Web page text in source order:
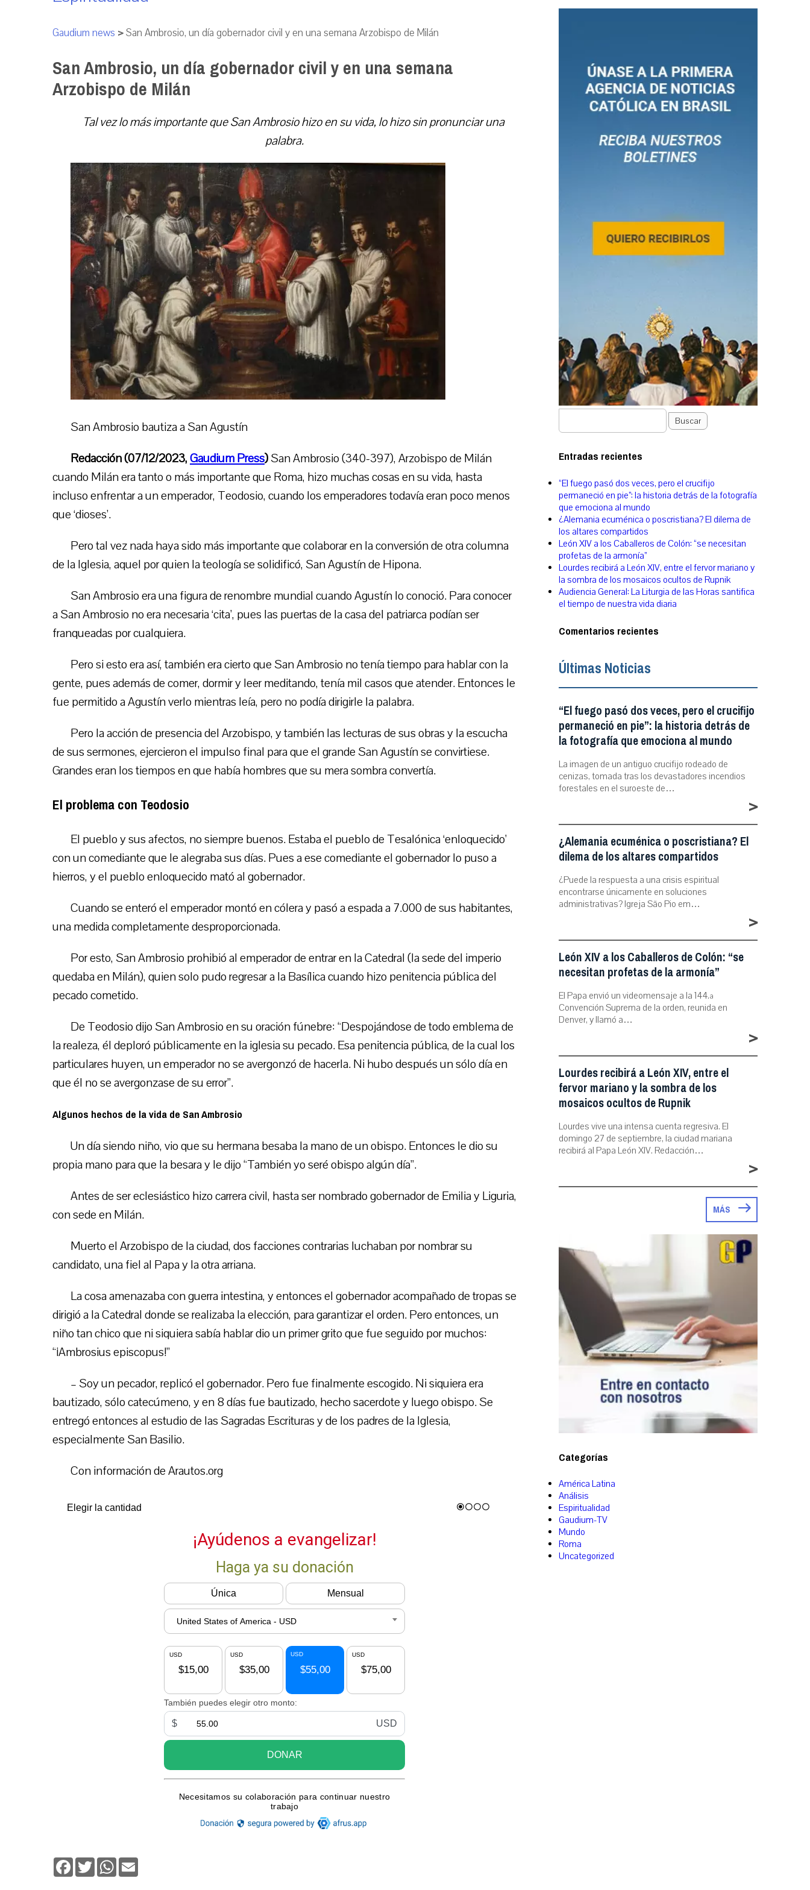
Gaudium news >San Ambrosio, un día gobernador civil y en una semana Arzobispo de Milán
San Ambrosio, un día gobernador civil y en una semana
Arzobispo de Milán
Tal vez lo más importante que San Ambrosio hizo en su vida, lo hizo sin pronunciar una
palabra.
San Ambrosio bautiza a San Agustín
Redacción (07/12/2023,Gaudium Press)San Ambrosio (340-397), Arzobispo de Milán
cuando Milán era tanto o más importante que Roma, hizo muchas cosas en su vida, hasta
incluso enfrentar a un emperador, Teodosio, cuando los emperadores todavía eran poco menos
que ‘dioses’.
Pero tal vez nada haya sido más importante que colaborar en la conversión de otra columna
de la Iglesia, aquel por quien la teología se solidificó, San Agustín de Hipona.
San Ambrosio era una figura de renombre mundial cuando Agustín lo conoció. Para conocer
a San Ambrosio no era necesaria ‘cita’, pues las puertas de la casa del patriarca podían ser
franqueadas por cualquiera.
Pero si esto era así, también era cierto que San Ambrosio no tenía tiempo para hablar con la
gente, pues además de comer, dormir y leer meditando, tenía mil casos que atender. Entonces le
fue permitido a Agustín verlo mientras leía, pero no podía dirigirle la palabra.
Pero la acción de presencia del Arzobispo, y también las lecturas de sus obras y la escucha
de sus sermones, ejercieron el impulso final para que el grande San Agustín se convirtiese.
Grandes eran los tiempos en que había hombres que su mera sombra convertía.
El problema con Teodosio
El pueblo y sus afectos, no siempre buenos. Estaba el pueblo de Tesalónica ‘enloquecido’
con un comediante que le alegraba sus días. Pues a ese comediante el gobernador lo puso a
hierros, y el pueblo enloquecido mató al gobernador.
Cuando se enteró el emperador montó en cólera y pasó a espada a 7.000 de sus habitantes,
una medida completamente desproporcionada.
Por esto, San Ambrosio prohibió al emperador de entrar en la Catedral (la sede del imperio
quedaba en Milán), quien solo pudo regresar a la Basílica cuando hizo penitencia pública del
pecado cometido.
De Teodosio dijo San Ambrosio en su oración fúnebre: “Despojándose de todo emblema de
la realeza, él deploró públicamente en la iglesia su pecado. Esa penitencia pública, de la cual los
particulares huyen, un emperador no se avergonzó de hacerla. Ni hubo después un sólo día en
que él no se avergonzase de su error”.
Algunos hechos de la vida de San Ambrosio
Un día siendo niño, vio que su hermana besaba la mano de un obispo. Entonces le dio su
propia mano para que la besara y le dijo “También yo seré obispo algún día”.
Antes de ser eclesiástico hizo carrera civil, hasta ser nombrado gobernador de Emilia y Liguria,
con sede en Milán.
Muerto el Arzobispo de la ciudad, dos facciones contrarias luchaban por nombrar su
candidato, una fiel al Papa y la otra arriana.
La cosa amenazaba con guerra intestina, y entonces el gobernador acompañado de tropas se
dirigió a la Catedral donde se realizaba la elección, para garantizar el orden. Pero entonces, un
niño tan chico que ni siquiera sabía hablar dio un primer grito que fue seguido por muchos:
“¡Ambrosius episcopus!”
– Soy un pecador, replicó el gobernador. Pero fue finalmente escogido. Ni siquiera era
bautizado, sólo catecúmeno, y en 8 días fue bautizado, hecho sacerdote y luego obispo. Se
entregó entonces al estudio de las Sagradas Escrituras y de los padres de la Iglesia,
especialmente San Basilio.
Con información de Arautos.org
Facebook
TwitterWhatsApp
Buscar
Entradas recientes
“El fuego pasó dos veces, pero el crucifijo
permaneció en pie”: la historia detrás de la fotografía
que emociona al mundo
¿Alemania ecuménica o poscristiana? El dilema de
los altares compartidos
León XIV a los Caballeros de Colón: “se necesitan
profetas de la armonía”
Lourdes recibirá a León XIV, entre el fervor mariano y
la sombra de los mosaicos ocultos de Rupnik
Audiencia General: La Liturgia de las Horas santifica
el tiempo de nuestra vida diaria
Comentarios recientes
Últimas Noticias
“El fuego pasó dos veces, pero el crucifijo
permaneció en pie”: la historia detrás de
la fotografía que emociona al mundo
La imagen de un antiguo crucifijo rodeado de
cenizas, tomada tras los devastadores incendios
forestales en el suroeste de…
>
¿Alemania ecuménica o poscristiana? El
dilema de los altares compartidos
¿Puede la respuesta a una crisis espiritual
encontrarse únicamente en soluciones
administrativas? Igreja São Pio em…
>
León XIV a los Caballeros de Colón: “se
necesitan profetas de la armonía”
El Papa envió un videomensaje a la 144.ª
Convención Suprema de la orden, reunida en
Denver, y llamó a…
>
Lourdes recibirá a León XIV, entre el
fervor mariano y la sombra de los
mosaicos ocultos de Rupnik
Lourdes vive una intensa cuenta regresiva. El
domingo 27 de septiembre, la ciudad mariana
recibirá al Papa León XIV. Redacción…
>
MÁS
Categorías
América Latina
Análisis
Espiritualidad
Gaudium-TV
Mundo
Roma
Uncategorized